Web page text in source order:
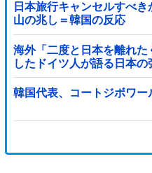
日本旅行キャンセルすべ
山の兆し＝韓国の反応
海外「二度と日本を離れ
したドイツ人が語る日本
韓国代表、コートジボワ